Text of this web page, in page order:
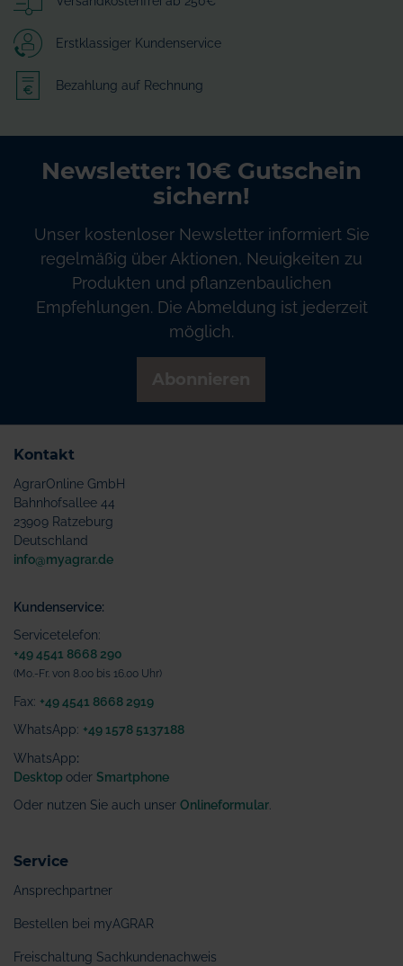
Erstklassiger Kundenservice
Bezahlung auf Rechnung
Newsletter: 10€ Gutschein
sichern!
Unser kostenloser Newsletter informiert Sie
regelmäßig über Aktionen, Neuigkeiten zu
Produkten und pflanzenbaulichen
Empfehlungen. Die Abmeldung ist jederzeit
möglich.
Kontakt
AgrarOnline GmbH
Bahnhofsallee 44
23909 Ratzeburg
Deutschland
info@myagrar.de
Kundenservice:
Servicetelefon:
+49 4541 8668 290
(Mo.-Fr. von 8.00 bis 16.00 Uhr)
Fax: +49 4541 8668 2919
WhatsApp: +49 1578 5137188
WhatsApp:
Desktop oder Smartphone
Oder nutzen Sie auch unser Onlineformular
Service
Ansprechpartner
Bestellen bei myAGRAR
Freischaltung Sachkundenachweis